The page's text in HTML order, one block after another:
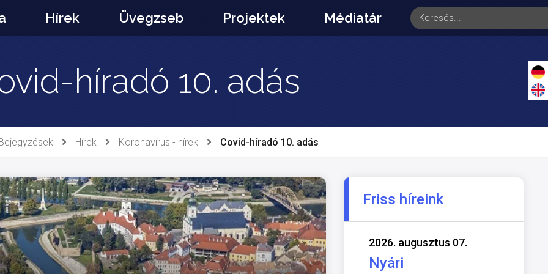
Hírek Üvegzseb Projektek Médiatár
híradó 10. adás
Hírek Koronavírus - hírek Covid-híradó 10. adás
Friss híreink
2026. augusztus 07.
Nyári